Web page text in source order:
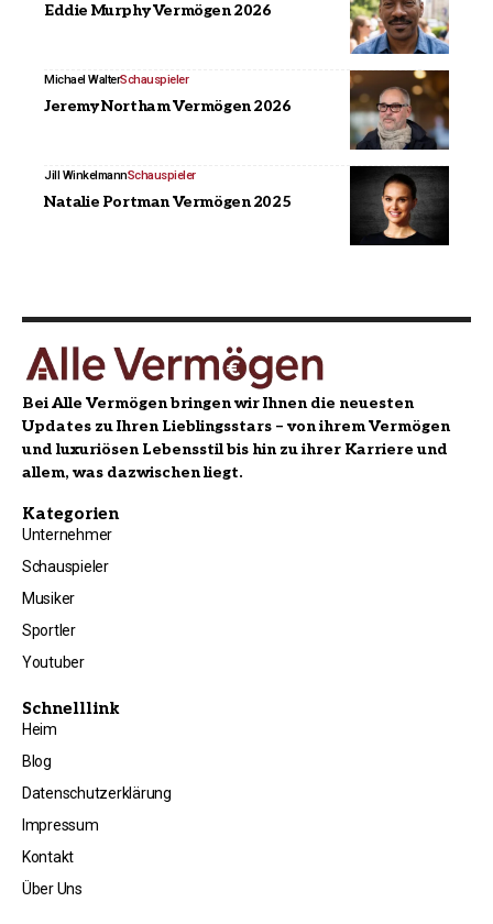
Eddie Murphy Vermögen 2026
Michael WalterSchauspieler
Jeremy Northam Vermögen 2026
Jill WinkelmannSchauspieler
Natalie Portman Vermögen 2025
Bei Alle Vermögen bringen wir Ihnen die neuesten
Updates zu Ihren Lieblingsstars – von ihrem Vermögen
und luxuriösen Lebensstil bis hin zu ihrer Karriere und
allem, was dazwischen liegt.
Kategorien
Unternehmer
Schauspieler
Musiker
Sportler
Youtuber
Schnelllink
Heim
Blog
Datenschutzerklärung
Impressum
Kontakt
Über Uns